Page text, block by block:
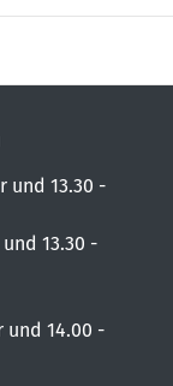
und 13.30 -
13.30 -
und 14.00 -